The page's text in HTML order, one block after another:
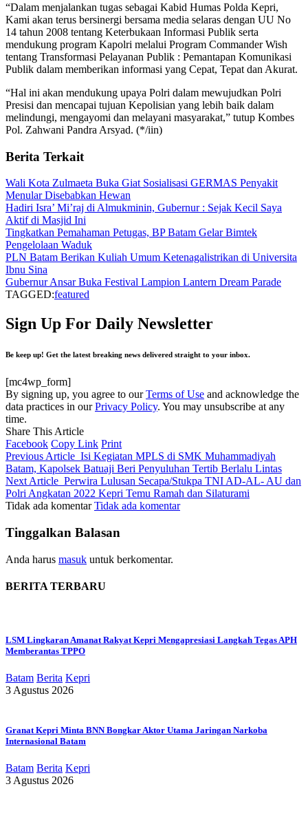
“Dalam menjalankan tugas sebagai Kabid Humas Polda Kepri,
Kami akan terus bersinergi bersama media selaras dengan UU No
14 tahun 2008 tentang Keterbukaan Informasi Publik serta
mendukung program Kapolri melalui Program Commander Wish
tentang Transformasi Pelayanan Publik : Pemantapan Komunikasi
Publik dalam memberikan informasi yang Cepat, Tepat dan Akurat.
“Hal ini akan mendukung upaya Polri dalam mewujudkan Polri
Presisi dan mencapai tujuan Kepolisian yang lebih baik dalam
melindungi, mengayomi dan melayani masyarakat,” tutup Kombes
Pol. Zahwani Pandra Arsyad. (*/iin)
Berita Terkait
Wali Kota Zulmaeta Buka Giat Sosialisasi GERMAS Penyakit
Menular Disebabkan Hewan
Hadiri Isra’ Mi’raj di Almukminin, Gubernur : Sejak Kecil Saya
Aktif di Masjid Ini
Tingkatkan Pemahaman Petugas, BP Batam Gelar Bimtek
Pengelolaan Waduk
PLN Batam Berikan Kuliah Umum Ketenagalistrikan di Universita
Ibnu Sina
Gubernur Ansar Buka Festival Lampion Lantern Dream Parade
TAGGED:featured
Sign Up For Daily Newsletter
Be keep up! Get the latest breaking news delivered straight to your inbox.
[mc4wp_form]
By signing up, you agree to ourTerms of Use and acknowledge the
data practices in ourPrivacy Policy. You may unsubscribe at any
time.
Share This Article
Facebook Copy Link Print
Previous Article Isi Kegiatan MPLS di SMK Muhammadiyah
Batam, Kapolsek Batuaji Beri Penyuluhan Tertib Berlalu Lintas
Next Article Perwira Lulusan Secapa/Stukpa TNI AD-AL- AU dan
Polri Angkatan 2022 Kepri Temu Ramah dan Silaturami
Tidak ada komentar Tidak ada komentar
Tinggalkan Balasan
Anda harus masuk untuk berkomentar.
BERITA TERBARU
LSM Lingkaran Amanat Rakyat Kepri Mengapresiasi Langkah Tegas APH
Memberantas TPPO
Batam Berita Kepri
3 Agustus 2026
Granat Kepri Minta BNN Bongkar Aktor Utama Jaringan Narkoba
Internasional Batam
Batam Berita Kepri
3 Agustus 2026